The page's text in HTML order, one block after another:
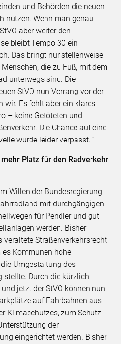
und Behörden die neuen
nutzen. Wenn man genau
aber weiter den
bleibt Tempo 30 ein
Das bringt nur stellenweise
die zu Fuß, mit dem
unterwegs sind. Die
StVO nun Vorrang vor der
wir. Es fehlt aber ein klares
– keine Getöteten und
Die Chance auf eine
wurde leider verpasst. “
Platz für den Radverkehr
Willen der Bundesregierung
mit durchgängigen
für Pendler und gut
werden. Bisher
veraltete Straßenverkehrsrecht
Kommunen hohe
Umgestaltung des
stellte. Durch die kürzlich
jetzt der StVO können nun
auf Fahrbahnen aus
Klimaschutzes, zum Schutz
der
eingerichtet werden. Bisher